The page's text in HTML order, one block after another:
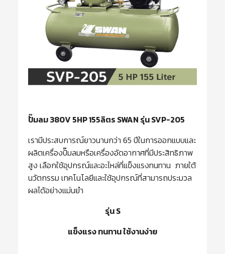
ปั๊มลม 380V 5HP 155ลิตร SWAN รุ่น SVP-205
เรามีประสบการณ์ยาวนานกว่า 65 ปีในการออกแบบและ
ผลิตเครื่องปั๊มลมหรือเครื่องอัดอากาศที่มีประสิทธิภาพ
สูง เลือกใช้อุปกรณ์และอะไหล่ที่แข็งแรงทนทาน ภายใต้
นวัตกรรม เทคโนโลยีและใช้อุปกรณ์ที่สามารถประมวล
ผลได้อย่างแม่นยำ
รุ่น S
แข็งแรงทนทาน ใช้งานง่าย